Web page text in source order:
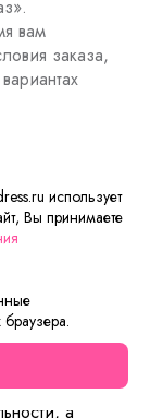
вам
заказа,
из мягкой
комфорт
резинке с
движений и
образ.
а
использует
Вы принимаете